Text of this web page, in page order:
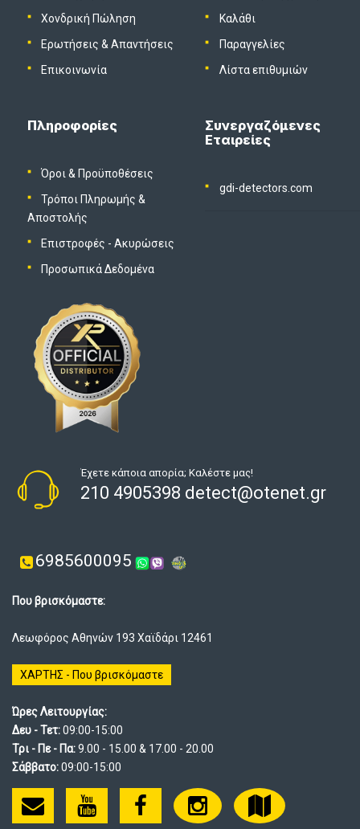
Χονδρική Πώληση
Ερωτήσεις & Απαντήσεις
Επικοινωνία
Καλάθι
Παραγγελίες
Λίστα επιθυμιών
Πληροφορίες
Όροι & Προϋποθέσεις
Τρόποι Πληρωμής &
Αποστολής
Επιστροφές - Ακυρώσεις
Προσωπικά Δεδομένα
Συνεργαζόμενες
Εταιρείες
gdi-detectors.com
Έχετε κάποια απορία; Καλέστε μας!
210 4905398 detect@otenet.gr
6985600095
Που βρισκόμαστε:
Λεωφόρος Αθηνών 193 Χαϊδάρι 12461
ΧΑΡΤΗΣ - Που βρισκόμαστε
Ώρες Λειτουργίας:
Δευ - Τετ:09:00-15:00
Τρι - Πε - Πα:9.00 - 15.00 & 17.00 - 20.00
Σάββατο:09:00-15:00